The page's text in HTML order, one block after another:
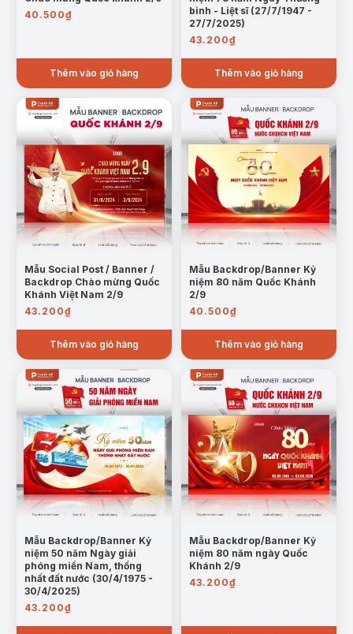
40.500₫
Thêm vào giỏ hàng
binh - Liệt sĩ (27/7/1947 -
27/7/2025)
43.200₫
Thêm vào giỏ hàng
Mẫu Social Post / Banner /
Backdrop Chào mừng Quốc
Khánh Việt Nam 2/9
43.200₫
Thêm vào giỏ hàng
Mẫu Backdrop/Banner Kỷ
niệm 80 năm Quốc Khánh
2/9
40.500₫
Thêm vào giỏ hàng
Mẫu Backdrop/Banner Kỷ
niệm 50 năm Ngày giải
phóng miền Nam, thống
nhất đất nước (30/4/1975 -
30/4/2025)
43.200₫
Mẫu Backdrop/Banner Kỷ
niệm 80 năm ngày Quốc
Khánh 2/9
43.200₫